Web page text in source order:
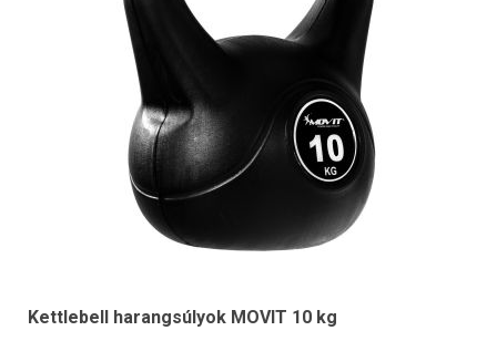
Kettlebell harangsúlyok MOVIT 10 kg